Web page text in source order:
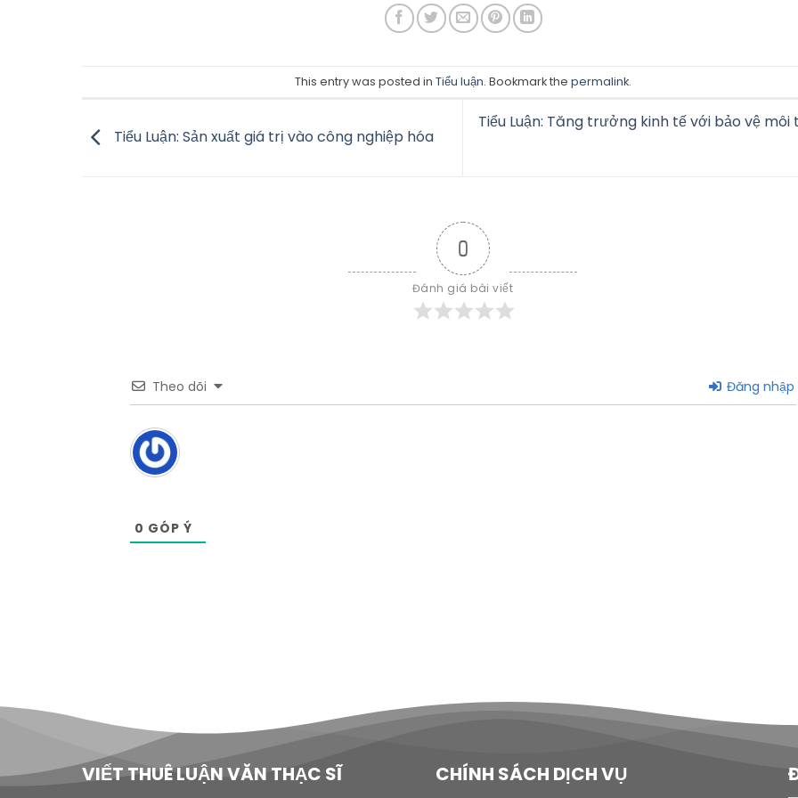
This entry was posted in Tiểu luận. Bookmark the permalink.
Tiểu Luận: Sản xuất giá trị vào công nghiệp hóa
Tiểu Luận: Tăng trưởng kinh tế với bảo vệ
0
Đánh giá bài viết
Theo dõi Đăng nhập
0 GÓP Ý
VIẾT THUÊ LUẬN VĂN THẠC SĨ CHÍNH SÁCH DỊCH VỤ